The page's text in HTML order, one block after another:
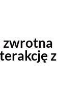
zwrotna
z